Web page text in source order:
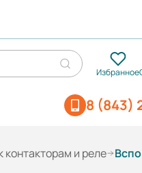
Избранное
8 (843)
контакторам и реле